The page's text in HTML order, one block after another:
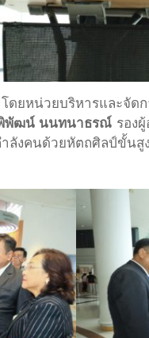
ดยหน่วยบริหารและจั
พัฒน์ นนทนาธรณ์ รอง
งคนด้วยหัตถศิลป์ขั้น